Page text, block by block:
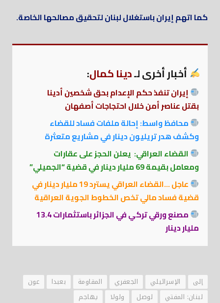
كما اتهم إيران باستغلال لبنان لتحقيق مصالحها الخاصة.
أخبار أخرى لـدينا كمال:
إيران تنفذ حكم الإعدام بحق شخصين أدينا
بقتل عناصر أمن خلال احتجاجات أصفهان
محافظ واسط: إحالة ملفات فساد للقضاء
وكشف هدر تريليون دينار في مشاريع متعثرة
القضاء العراقي: يعلن الحجز على عقارات
ومعامل بقيمة 69 مليار دينار في قضية “الجميلي”
عاجل …القضاء العراقي يسترد 19 مليار دينار في
قضية فساد مالي تخص الخطوط الجوية العراقية
مصنع ورقي تركي في الجزائر باستثمارات 13.4
مليار دينار
إلى الإسرائيلي الجعفري المقاومة بعبدا
عون
لبنان: المفتي
لوصل ولولا يهاجم